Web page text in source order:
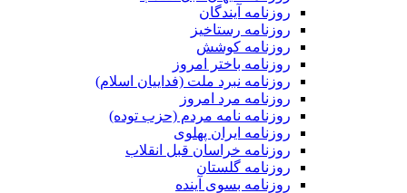
روزنامه آیندگان
روزنامه رستاخیز
روزنامه کوشش
روزنامه باختر امروز
روزنامه نبرد ملت (فداییان اسلام)
روزنامه مرد امروز
روزنامه نامه مردم (حزب توده)
روزنامه ایران پهلوی
روزنامه خراسان قبل انقلاب
روزنامه گلستان
روزنامه بسوی آینده